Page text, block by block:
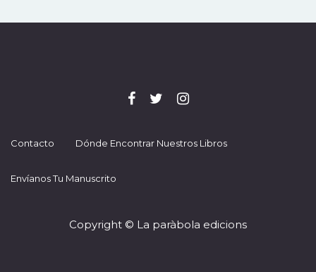
Contacto Dónde Encontrar Nuestros Libros
Envíanos Tu Manuscrito
Copyright © La paràbola edicions